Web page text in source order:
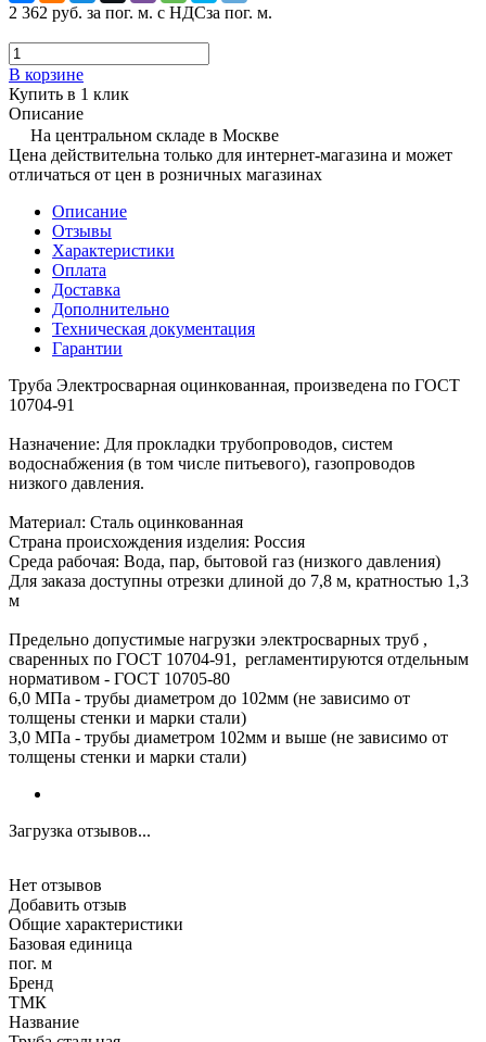
2 362 руб. за пог. м. с НДСза пог. м.
В корзине
Купить в 1 клик
Описание
На центральном складе в Москве
Цена действительна только для интернет-магазина и может
отличаться от цен в розничных магазинах
Описание
Отзывы
Характеристики
Оплата
Доставка
Дополнительно
Техническая документация
Гарантии
Труба Электросварная оцинкованная, произведена по ГОСТ
10704-91
Назначение: Для прокладки трубопроводов, систем
водоснабжения (в том числе питьевого), газопроводов
низкого давления.
Материал: Сталь оцинкованная
Страна происхождения изделия: Россия
Среда рабочая: Вода, пар, бытовой газ (низкого давления)
Для заказа доступны отрезки длиной до 7,8 м, кратностью 1,3
м
Предельно допустимые нагрузки электросварных труб ,
сваренных по ГОСТ 10704-91, регламентируются отдельным
нормативом - ГОСТ 10705-80
6,0 МПа - трубы диаметром до 102мм (не зависимо от
толщены стенки и марки стали)
3,0 МПа - трубы диаметром 102мм и выше (не зависимо от
толщены стенки и марки стали)
Загрузка отзывов...
Нет отзывов
Добавить отзыв
Общие характеристики
Базовая единица
пог. м
Бренд
ТМК
Название